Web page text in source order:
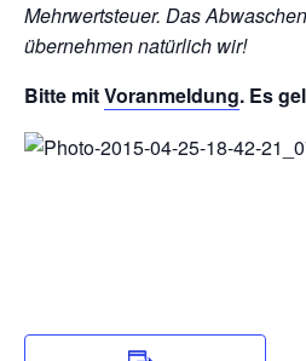
Mehrwertsteuer. Das
übernehmen natürlich wir!
Bitte mitVoranmeldung. Es